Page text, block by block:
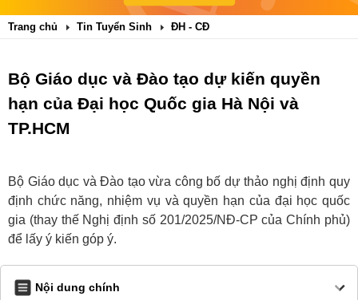
Trang chủ Tin Tuyển Sinh ĐH - CĐ
Bộ Giáo dục và Đào tạo dự kiến quyền
hạn của Đại học Quốc gia Hà Nội và
TP.HCM
Bộ Giáo dục và Đào tạo vừa công bố dự thảo nghị định quy
định chức năng, nhiệm vụ và quyền hạn của đại học quốc
gia (thay thế Nghị định số 201/2025/NĐ-CP của Chính phủ)
để lấy ý kiến góp ý.
Nội dung chính